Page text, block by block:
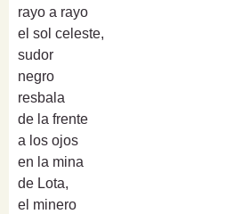
rayo a rayo
el sol celeste,
sudor
negro
resbala
de la frente
a los ojos
en la mina
de Lota,
el minero